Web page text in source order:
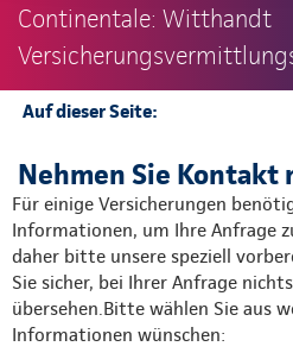
Continentale: Witthandt
Auf dieser Seite:
Online abschließen
Telefon
Nehmen Sie Kontakt
Für einige Versicherungen
Informationen, um Ihre Anfrage
daher bitte unsere speziell
Sie sicher, bei Ihrer Anfrage
übersehen.Bitte wählen Sie aus
Informationen wünschen: